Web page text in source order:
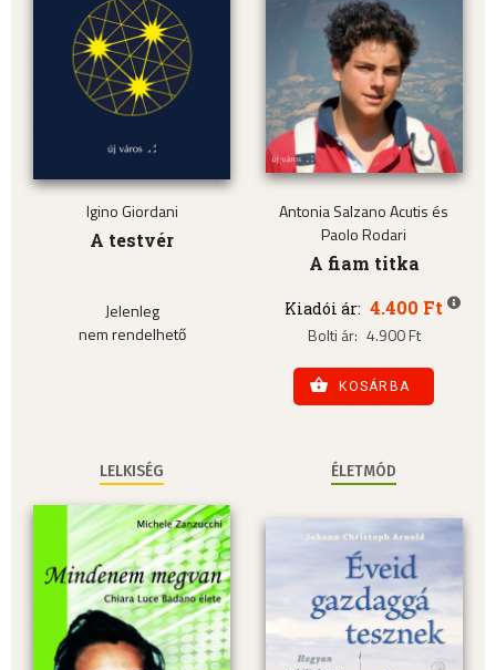
Igino Giordani
A testvér
Jelenleg
nem rendelhető
Antonia Salzano Acutis és
Paolo Rodari
A fiam titka
Kiadói ár: 4.400 Ft
Bolti ár: 4.900 Ft
KOSÁRBA
LELKISÉG ÉLETMÓD